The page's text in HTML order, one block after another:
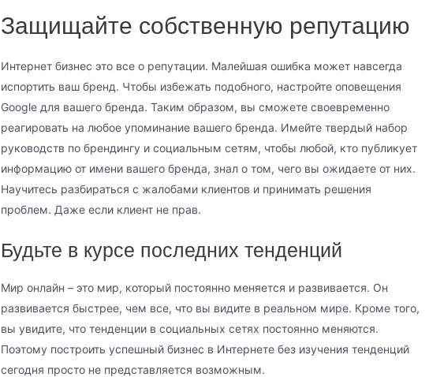
Защищайте собственную репутацию
Интернет бизнес это все о репутации. Малейшая ошибка может навсегда
испортить ваш бренд. Чтобы избежать подобного, настройте оповещения
Google для вашего бренда. Таким образом, вы сможете своевременно
реагировать на любое упоминание вашего бренда. Имейте твердый набор
руководств по брендингу и социальным сетям, чтобы любой, кто публикует
информацию от имени вашего бренда, знал о том, чего вы ожидаете от них.
Научитесь разбираться с жалобами клиентов и принимать решения
проблем. Даже если клиент не прав.
Будьте в курсе последних тенденций
Мир онлайн – это мир, который постоянно меняется и развивается. Он
развивается быстрее, чем все, что вы видите в реальном мире. Кроме того,
вы увидите, что тенденции в социальных сетях постоянно меняются.
Поэтому построить успешный бизнес в Интернете без изучения тенденций
сегодня просто не представляется возможным.